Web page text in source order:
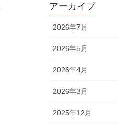
アーカイブ
2026年7月
2026年5月
2026年4月
2026年3月
2025年12月